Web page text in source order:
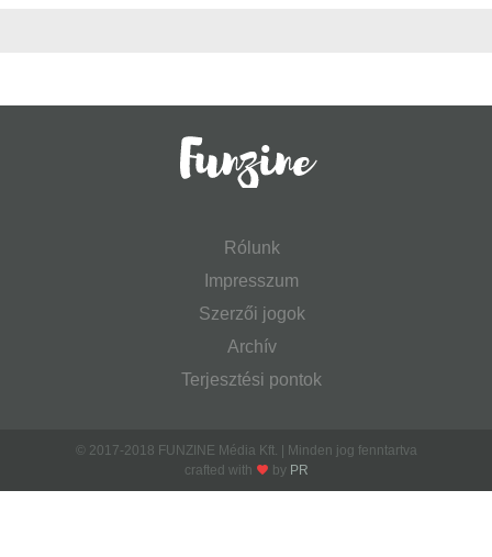
Rólunk
Impresszum
Szerzői jogok
Archív
Terjesztési pontok
© 2017-2018 FUNZINE Média Kft. | Minden jog fenntartva
crafted with
by PR